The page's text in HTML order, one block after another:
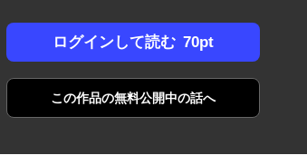
ログインして読む 70pt
この作品の無料公開中の話へ